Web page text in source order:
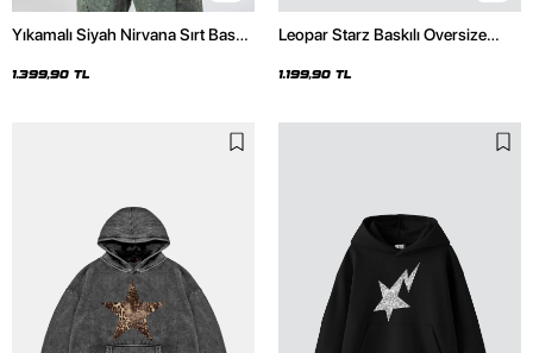
Yıkamalı Siyah Nirvana Sırt Baskılı
1.399,90 TL
Leopar Starz Baskılı Oversize
1.199,90 TL